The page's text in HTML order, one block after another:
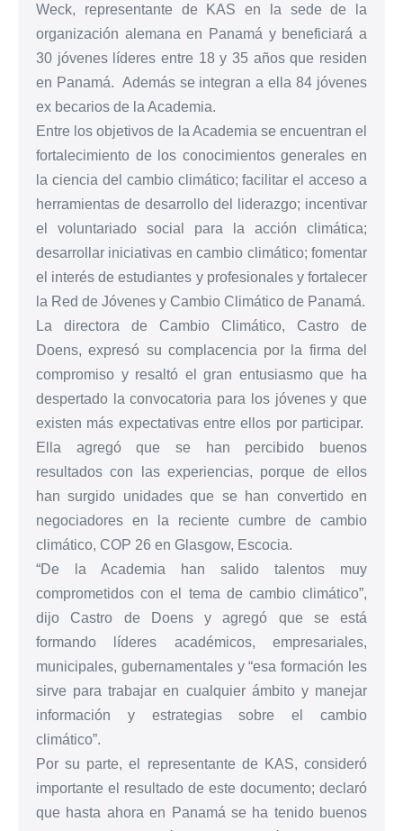
Weck, representante de KAS en la sede de la
organización alemana en Panamá y beneficiará a
30 jóvenes líderes entre 18 y 35 años que residen
en Panamá. Además se integran a ella 84 jóvenes
ex becarios de la Academia.
Entre los objetivos de la Academia se encuentran el
fortalecimiento de los conocimientos generales en
la ciencia del cambio climático; facilitar el acceso a
herramientas de desarrollo del liderazgo; incentivar
el voluntariado social para la acción climática;
desarrollar iniciativas en cambio climático; fomentar
el interés de estudiantes y profesionales y fortalecer
la Red de Jóvenes y Cambio Climático de Panamá.
La directora de Cambio Climático, Castro de
Doens, expresó su complacencia por la firma del
compromiso y resaltó el gran entusiasmo que ha
despertado la convocatoria para los jóvenes y que
existen más expectativas entre ellos por participar.
Ella agregó que se han percibido buenos
resultados con las experiencias, porque de ellos
han surgido unidades que se han convertido en
negociadores en la reciente cumbre de cambio
climático, COP 26 en Glasgow, Escocia.
“De la Academia han salido talentos muy
comprometidos con el tema de cambio climático”,
dijo Castro de Doens y agregó que se está
formando líderes académicos, empresariales,
municipales, gubernamentales y “esa formación les
sirve para trabajar en cualquier ámbito y manejar
información y estrategias sobre el cambio
climático”.
Por su parte, el representante de KAS, consideró
importante el resultado de este documento; declaró
que hasta ahora en Panamá se ha tenido buenos